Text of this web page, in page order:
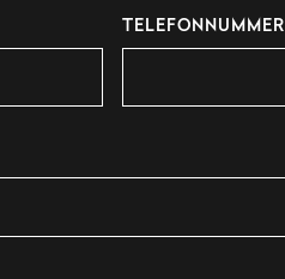
TELEFONNUMMER